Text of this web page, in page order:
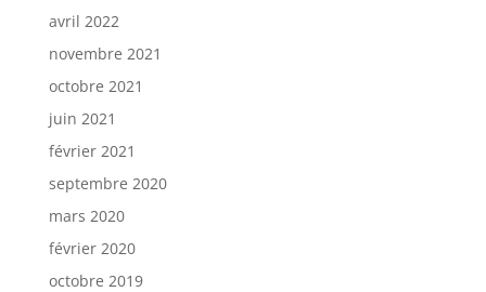
avril 2022
novembre 2021
octobre 2021
juin 2021
février 2021
septembre 2020
mars 2020
février 2020
octobre 2019